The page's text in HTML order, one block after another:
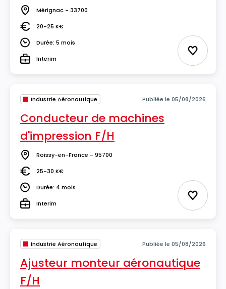
Lieu Mérignac - 33700
Salaire20-25 K€
DuréeDurée: 5 mois
TypeInterim Ajouter
Industrie Aéronautique Publiée le 05/08/2026
Conducteur de machines
d'impression F/H
Lieu Roissy-en-France - 95700
Salaire25-30 K€
DuréeDurée: 4 mois
TypeInterim Ajouter
Industrie Aéronautique Publiée le 05/08/2026
Ajusteur monteur aéronautique
F/H